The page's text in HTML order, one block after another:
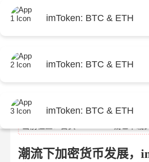
imToken: BTC & ETH
imToken: BTC & ETH
imToken: BTC & ETH
潮流下加密货币发展，